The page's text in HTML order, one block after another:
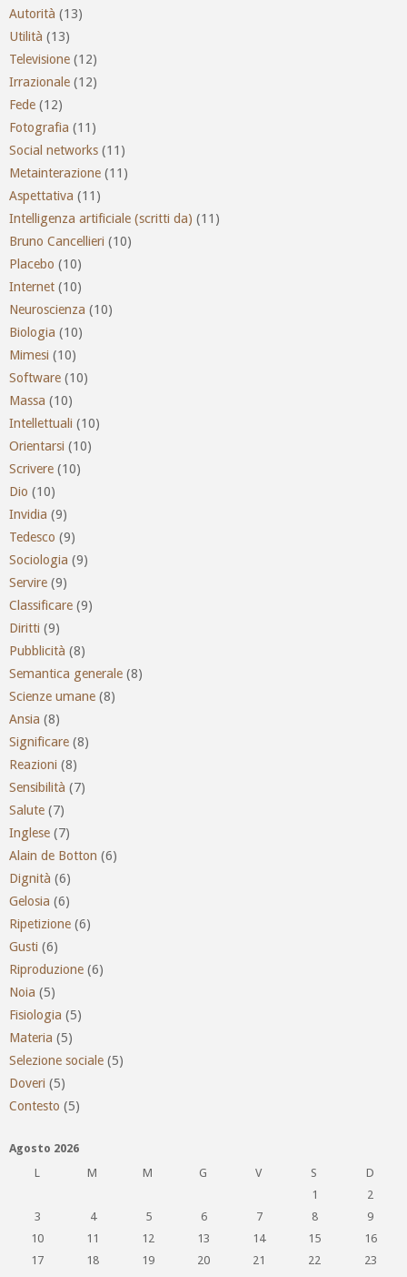
Autorità (13)
Utilità (13)
Televisione (12)
Irrazionale (12)
Fede (12)
Fotografia (11)
Social networks (11)
Metainterazione (11)
Aspettativa (11)
Intelligenza artificiale (scritti da) (11)
Bruno Cancellieri (10)
Placebo (10)
Internet (10)
Neuroscienza (10)
Biologia (10)
Mimesi (10)
Software (10)
Massa (10)
Intellettuali (10)
Orientarsi (10)
Scrivere (10)
Dio (10)
Invidia (9)
Tedesco (9)
Sociologia (9)
Servire (9)
Classificare (9)
Diritti (9)
Pubblicità (8)
Semantica generale (8)
Scienze umane (8)
Ansia (8)
Significare (8)
Reazioni (8)
Sensibilità (7)
Salute (7)
Inglese (7)
Alain de Botton (6)
Dignità (6)
Gelosia (6)
Ripetizione (6)
Gusti (6)
Riproduzione (6)
Noia (5)
Fisiologia (5)
Materia (5)
Selezione sociale (5)
Doveri (5)
Contesto (5)
Agosto 2026
L
M M G V S
D
1
2
3
4 5 6 7 8
9
10
11 12 13 14 15
16
17
18 19 20 21 22
23